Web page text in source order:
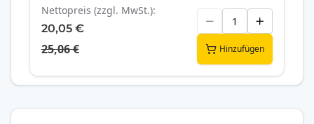
Nettopreis (zzgl. MwSt.)
20,05 €
25,06 € Hinzufügen